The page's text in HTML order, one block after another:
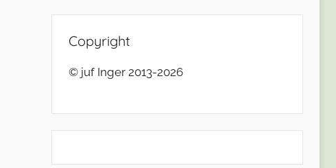
Copyright
© juf Inger 2013-2026